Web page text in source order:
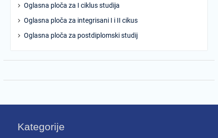
Oglasna ploča za I ciklus studija
Oglasna ploča za integrisani I i II cikus
Oglasna ploča za postdiplomski studij
Kategorije